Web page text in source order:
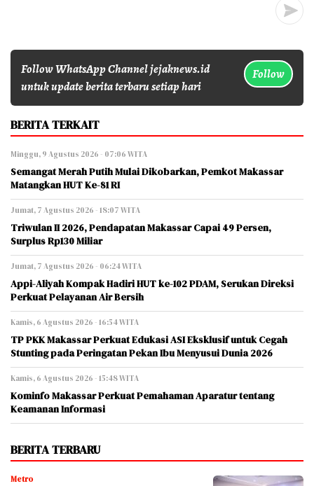
Follow WhatsApp Channel jejaknews.id
untuk update berita terbaru setiap hari
Follow
BERITA TERKAIT
Minggu, 9 Agustus 2026 - 07:06 WITA
Semangat Merah Putih Mulai Dikobarkan, Pemkot Makassar
Matangkan HUT Ke-81 RI
Jumat, 7 Agustus 2026 - 18:07 WITA
Triwulan II 2026, Pendapatan Makassar Capai 49 Persen,
Surplus Rp130 Miliar
Jumat, 7 Agustus 2026 - 06:24 WITA
Appi-Aliyah Kompak Hadiri HUT ke-102 PDAM, Serukan Direksi
Perkuat Pelayanan Air Bersih
Kamis, 6 Agustus 2026 - 16:54 WITA
TP PKK Makassar Perkuat Edukasi ASI Eksklusif untuk Cegah
Stunting pada Peringatan Pekan Ibu Menyusui Dunia 2026
Kamis, 6 Agustus 2026 - 15:48 WITA
Kominfo Makassar Perkuat Pemahaman Aparatur tentang
Keamanan Informasi
BERITA TERBARU
Metro